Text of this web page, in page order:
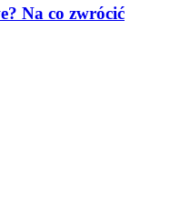
Na co zwrócić